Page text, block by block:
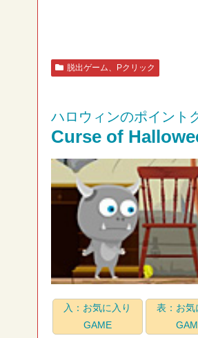
脱出ゲーム、Pクリック
ハロウィンのポイント
Curse of
入：お気に入り
GAME
表：お気